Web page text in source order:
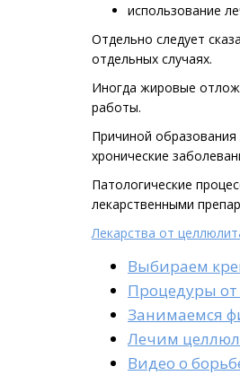
использование
Отдельно следует
отдельных случаях.
Иногда жировые
работы.
Причиной
хронические
Патологические
лекарственными
Лекарства от
Выбираем
Процедуры
Занимаемся
Лечим
Видео о